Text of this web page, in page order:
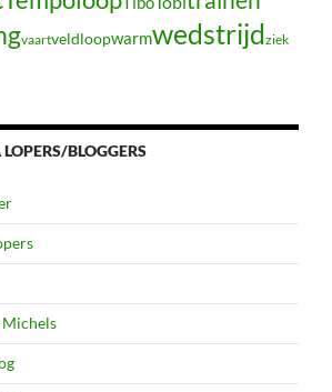
vaartveldloopwarmwedstrijdziek
BLOGGERS